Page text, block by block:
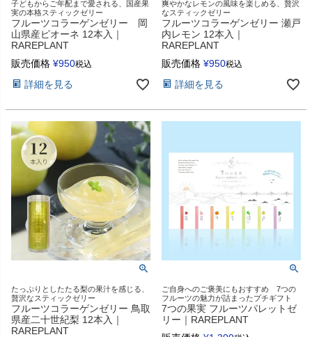
子どもからご年配まで愛される、国産果
実の本格スティックゼリー
フルーツコラーゲンゼリー 岡
山県産ピオーネ 12本入｜
RAREPLANT
販売価格 ¥950税込
詳細を見る
爽やかなレモンの風味を楽しめる、贅沢
なスティックゼリー
フルーツコラーゲンゼリー 瀬戸
内レモン 12本入｜
RAREPLANT
販売価格 ¥950税込
詳細を見る
たっぷりとしたたる梨の果汁を感じる、
贅沢なスティックゼリー
フルーツコラーゲンゼリー 鳥取
県産二十世紀梨 12本入｜
RAREPLANT
ご自身へのご褒美にもおすすめ 7つの
フルーツの魅力が詰まったプチギフト
7つの果実 フルーツパレットゼ
リー｜RAREPLANT